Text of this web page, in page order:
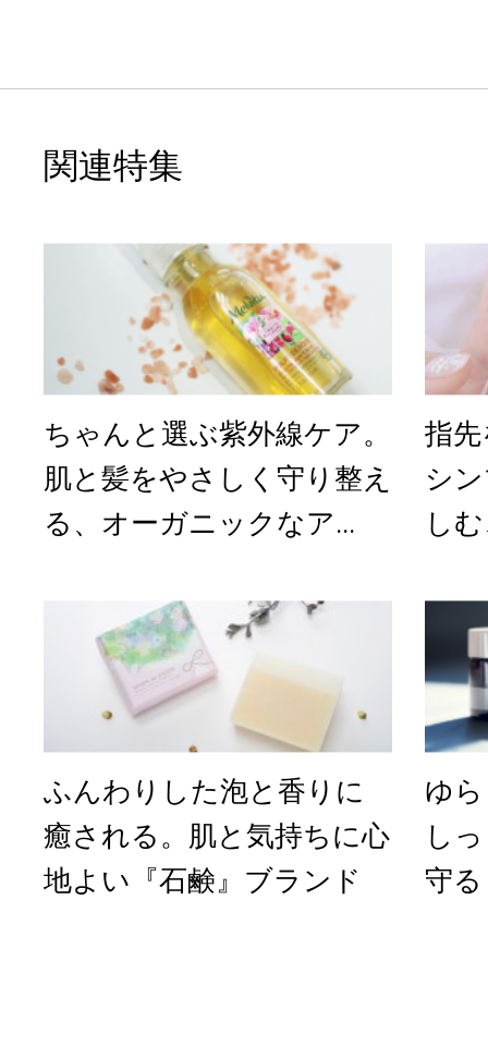
関連特集
ちゃんと選ぶ紫外線ケア。
肌と髪をやさしく守り整え
る、オーガニックなア...
指
シ
し
ふんわりした泡と香りに
癒される。肌と気持ちに心
地よい『石鹸』ブランド
ゆ
し
守